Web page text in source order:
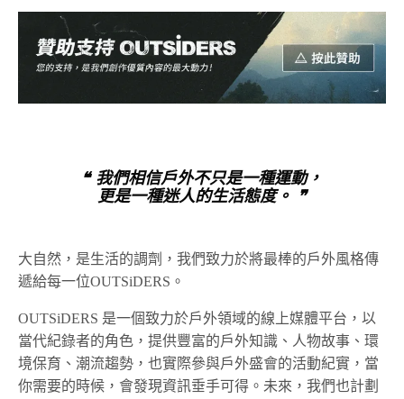
❝ 我們相信戶外不只是一種運動，
更是一種迷人的生活態度。 ❞
大自然，是生活的調劑，我們致力於將最棒的戶外風格傳
遞給每一位OUTSiDERS。
OUTSiDERS 是一個致力於戶外領域的線上媒體平台，以
當代紀錄者的角色，提供豐富的戶外知識、人物故事、環
境保育、潮流趨勢，也實際參與戶外盛會的活動紀實，當
你需要的時候，會發現資訊垂手可得。未來，我們也計劃